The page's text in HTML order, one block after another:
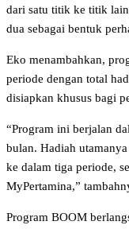
dari satu titik ke titik
dua sebagai bentuk
Eko menambahkan,
periode dengan total
disiapkan khusus bagi
“Program ini berjalan
bulan. Hadiah
ke dalam tiga periode,
MyPertamina,”
Program BOOM